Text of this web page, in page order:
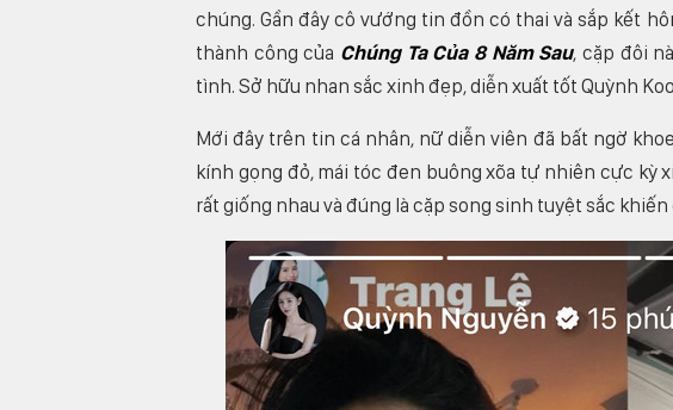
chúng. Gần đây cô vướng tin đồn có thai và sắp kết
thành công của Chúng Ta Của 8 Năm Sau, cặp đôi
tình. Sở hữu nhan sắc xinh đẹp, diễn xuất tốt Quỳnh
Mới đây trên tin cá nhân, nữ diễn viên đã bất ngờ
kính gọng đỏ, mái tóc đen buông xõa tự nhiên cực kỳ
rất giống nhau và đúng là cặp song sinh tuyệt sắc